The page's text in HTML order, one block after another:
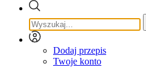
Dodaj przepis
Twoje konto